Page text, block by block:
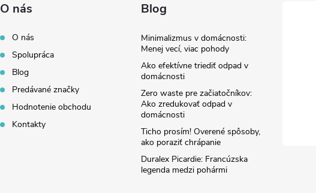
O nás
O nás
Spolupráca
Blog
Predávané značky
Hodnotenie obchodu
Kontakty
Blog
Minimalizmus v domácnosti:
Menej vecí, viac pohody
Ako efektívne triediť odpad v
domácnosti
Zero waste pre začiatočníkov:
Ako zredukovať odpad v
domácnosti
Ticho prosím! Overené spôsoby,
ako poraziť chrápanie
Duralex Picardie: Francúzska
legenda medzi pohármi